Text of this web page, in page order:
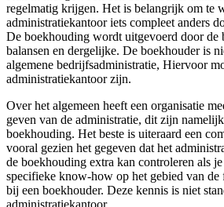
regelmatig krijgen. Het is belangrijk om te
administratiekantoor iets compleet anders
De boekhouding wordt uitgevoerd door de
balansen en dergelijke. De boekhouder is
algemene bedrijfsadministratie, Hiervoor
administratiekantoor zijn.
Over het algemeen heeft een organisatie
geven van de administratie, dit zijn
boekhouding. Het beste is uiteraard een
vooral gezien het gegeven dat het
de boekhouding extra kan controleren als
specifieke know-how op het gebied van
bij een boekhouder. Deze kennis is niet